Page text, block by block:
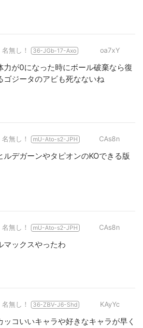
無し！ 36-JGb-17-Axo oa7xY
力が0になった時にボール破棄なら復
ゴジータのアビも死なないね
無し！ mU-Ato-s2-JPH CAs8n
ルデガーンやタピオンのKOできる版
無し！ mU-Ato-s2-JPH CAs8n
マックスやったわ
無し！ 36-ZBV-J6-Shd KAyYc
コいいキャラや好きなキャラが早く